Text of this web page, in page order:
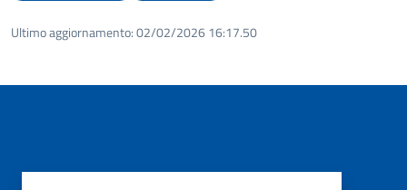
Ultimo aggiornamento:02/02/2026 16:17.50